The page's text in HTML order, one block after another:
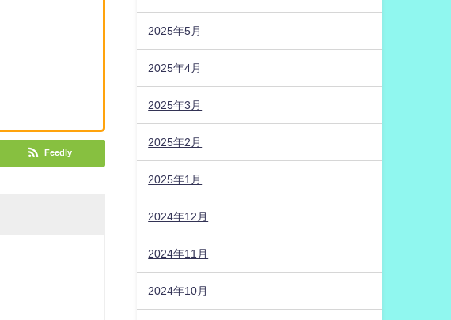
Feedly
2025年5月
2025年4月
2025年3月
2025年2月
2025年1月
2024年12月
2024年11月
2024年10月